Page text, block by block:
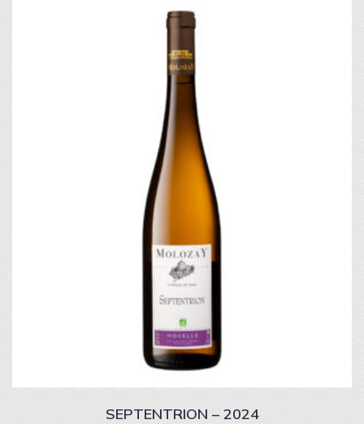
SEPTENTRION – 2024